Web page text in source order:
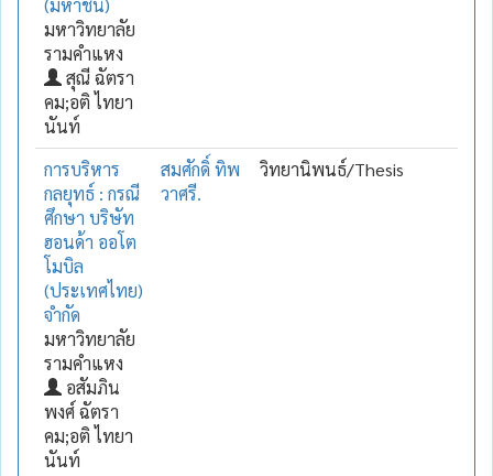
มหาวิทยาลัย
รามคำแหง
สุณี ฉัตรา
คม;อติ ไทยา
นันท์
การบริหาร
กลยุทธ์ : กรณี
ศึกษา บริษัท
ฮอนด้า ออโต
โมบิล
(ประเทศไทย)
จำกัด
มหาวิทยาลัย
รามคำแหง
อสัมภิน
พงศ์ ฉัตรา
คม;อติ ไทยา
นันท์
สมศักดิ์ ทิพ
วาศรี.
วิทยานิพนธ์/Thesis